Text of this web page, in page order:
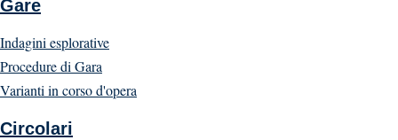
Gare
Indagini esplorative
Procedure di Gara
Varianti in corso d'opera
Circolari